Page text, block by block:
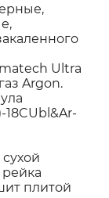
Ultra
Argon.
плитой